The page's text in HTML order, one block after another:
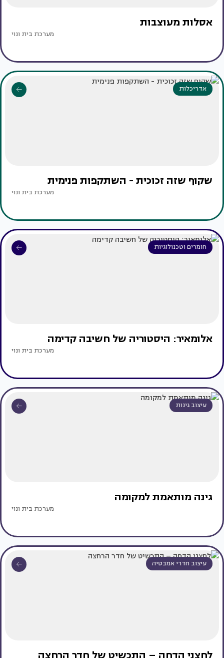
אסלות מעוצבות
מערכת בית ונוי
אדריכלות
שקוף שזה זכוכית - השתקפות פנימית
מערכת בית ונוי
חומרים וטכנולוגיות
אלומאיר: היסטוריה של חשיבה קדימה
מערכת בית ונוי
עיצוב גינות
גינה מותאמת למקומה
מערכת בית ונוי
עיצוב חדרי אמבטיה